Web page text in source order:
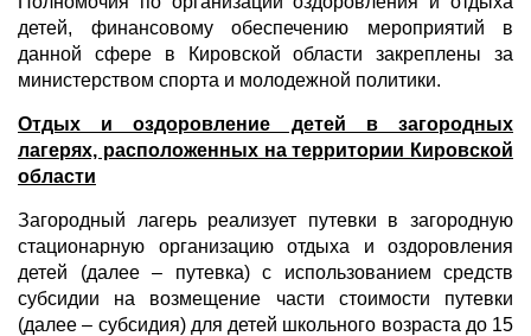
детей, финансовому обеспечению мероприятий в
данной сфере в Кировской области закреплены за
министерством спорта и молодежной политики.
Отдых и оздоровление детей в загородных
лагерях, расположенных на территории Кировской
области
Загородный лагерь реализует путевки в загородную
стационарную организацию отдыха и оздоровления
детей (далее – путевка) с использованием средств
субсидии на возмещение части стоимости путевки
(далее – субсидия) для детей школьного возраста до 15